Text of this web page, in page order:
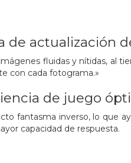
de actualización
fluidas y nítidas, al
con cada fotograma.»
de juego
fantasma inverso, lo que
capacidad de respuesta.